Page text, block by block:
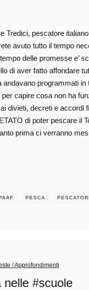
Tredici, pescatore
avuto tutto il tempo
delle promesse e’
di aver fatto affondare
andavano programmati
capire cosa non ha
divieti, decreti e accordi
di poter pescare il
prima ci verranno
PESCA PESCATORI
/ Approfondimenti
nelle #scuole